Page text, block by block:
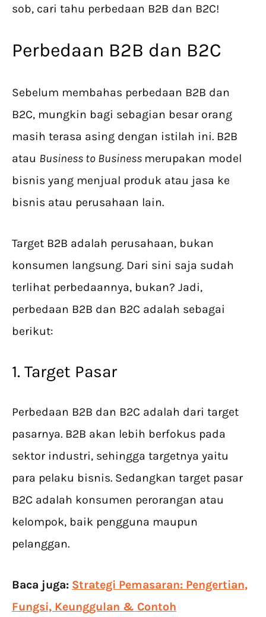
sob, cari tahu perbedaan B2B dan B2C!
Perbedaan B2B dan B2C
Sebelum membahas perbedaan B2B dan
B2C, mungkin bagi sebagian besar orang
masih terasa asing dengan istilah ini. B2B
atau Business to Business merupakan model
bisnis yang menjual produk atau jasa ke
bisnis atau perusahaan lain.
Target B2B adalah perusahaan, bukan
konsumen langsung. Dari sini saja sudah
terlihat perbedaannya, bukan? Jadi,
perbedaan B2B dan B2C adalah sebagai
berikut:
1. Target Pasar
Perbedaan B2B dan B2C adalah dari target
pasarnya. B2B akan lebih berfokus pada
sektor industri, sehingga targetnya yaitu
para pelaku bisnis. Sedangkan target pasar
B2C adalah konsumen perorangan atau
kelompok, baik pengguna maupun
pelanggan.
Baca juga: Strategi Pemasaran: Pengertian,
Fungsi, Keunggulan & Contoh